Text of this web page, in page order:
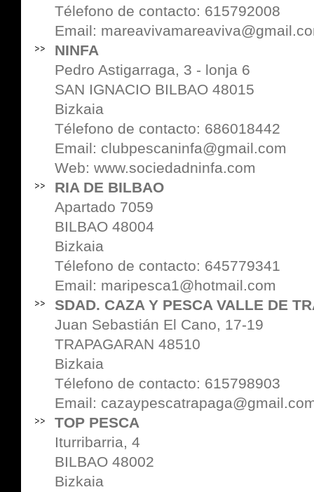
Télefono de contacto: 615792008
Email:
NINFA
Pedro Astigarraga, 3 - lonja 6
SAN IGNACIO BILBAO 48015
Bizkaia
Télefono de contacto: 686018442
Email: clubpescaninfa@gmail.com
Web: www.sociedadninfa.com
RIA DE BILBAO
Apartado 7059
BILBAO 48004
Bizkaia
Télefono de contacto: 645779341
Email: maripesca1@hotmail.com
SDAD. CAZA Y PESCA VALLE DE
Juan Sebastián El Cano, 17-19
TRAPAGARAN 48510
Bizkaia
Télefono de contacto: 615798903
Email:
TOP PESCA
Iturribarria, 4
BILBAO 48002
Bizkaia